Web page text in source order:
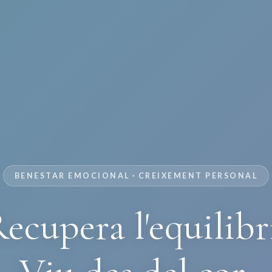
BENESTAR EMOCIONAL · CREIXEMENT PERSONAL